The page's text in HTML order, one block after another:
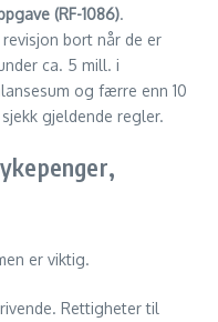
(RF-1086).
bort når de er
ca. 5 mill. i
og færre enn 10
gjeldende regler.
er viktig.
Rettigheter til